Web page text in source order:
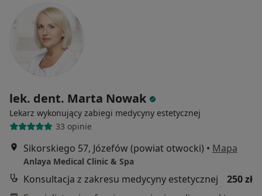
lek. dent. Marta Nowak
Lekarz wykonujący zabiegi medycyny estetycznej
33 opinie
Sikorskiego 57, Józefów (powiat otwocki) • Mapa
Anlaya Medical Clinic & Spa
Konsultacja z zakresu medycyny estetycznej
250 zł